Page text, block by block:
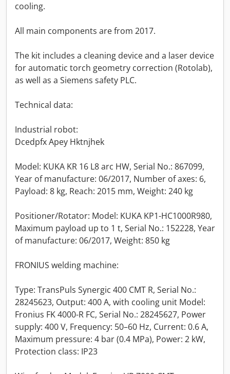
cooling.
All main components are from 2017.
The kit includes a cleaning device and a laser device
for automatic torch geometry correction (Rotolab),
as well as a Siemens safety PLC.
Technical data:
Industrial robot:
Dcedpfx Apey Hktnjhek
Model: KUKA KR 16 L8 arc HW, Serial No.: 867099,
Year of manufacture: 06/2017, Number of axes: 6,
Payload: 8 kg, Reach: 2015 mm, Weight: 240 kg
Positioner/Rotator: Model: KUKA KP1-HC1000R980,
Maximum payload up to 1 t, Serial No.: 152228, Year
of manufacture: 06/2017, Weight: 850 kg
FRONIUS welding machine:
Type: TransPuls Synergic 400 CMT R, Serial No.:
28245623, Output: 400 A, with cooling unit Model:
Fronius FK 4000-R FC, Serial No.: 28245627, Power
supply: 400 V, Frequency: 50–60 Hz, Current: 0.6 A,
Maximum pressure: 4 bar (0.4 MPa), Power: 2 kW,
Protection class: IP23